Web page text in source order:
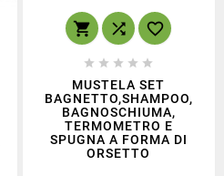
  
    
MUSTELA SET
BAGNETTO,SHAMPOO,
BAGNOSCHIUMA,
TERMOMETRO E
SPUGNA A FORMA DI
ORSETTO